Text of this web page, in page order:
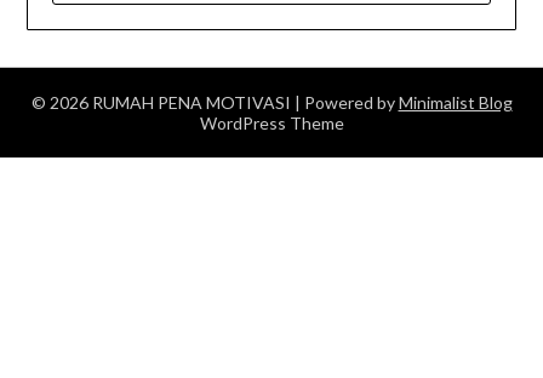
© 2026 RUMAH PENA MOTIVASI | Powered byMinimalist Blog
WordPress Theme